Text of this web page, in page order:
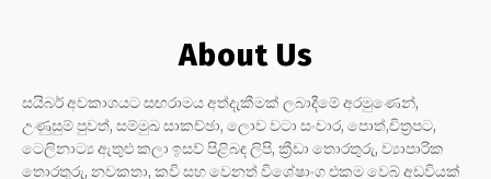
About Us
සයිබර් අවකාශයට සඟරාමය අත්දැකීමක් ලබාදීමේ අරමුණෙන්,
උණුසුම් පුවත්, සම්මුඛ සාකච්ඡා, ලොව වටා සංචාර, පොත්,චිත්‍රපට,
ටෙලිනාට්‍ය ඇතුළු කලා ඉසව් පිළිබඳ ලිපි, ක්‍රීඩා තොරතුරු, ව්‍යාපාරික
තොරතුරු, නවකතා, කවි සහ වෙනත් විශේෂාංග එකම වෙබ් අඩවියක්